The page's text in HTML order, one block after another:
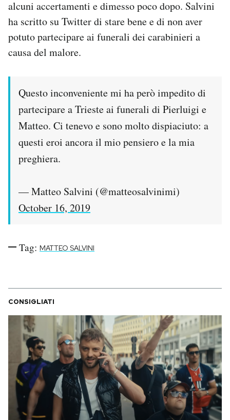
Regala il Post
Hai bisogno di aiuto?
alcuni accertamenti e dimesso poco dopo. Salvini
ha scritto su Twitter di stare bene e di non aver
potuto partecipare ai funerali dei carabinieri a
causa del malore.
Questo inconveniente mi ha però impedito di
partecipare a Trieste ai funerali di Pierluigi e
Matteo. Ci tenevo e sono molto dispiaciuto: a
questi eroi ancora il mio pensiero e la mia
preghiera.
— Matteo Salvini (@matteosalvinimi)
October 16, 2019
Tag: MATTEO SALVINI
CONSIGLIATI